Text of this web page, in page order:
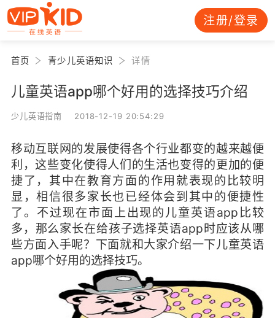
注册/登录
首页 青少儿英语知识 详情
儿童英语app哪个好用的选择技巧介绍
少儿英语指南 2018-12-19 20:54:29
移动互联网的发展使得各个行业都变的越来越便
利，这些变化使得人们的生活也变得的更加的便
捷了，其中在教育方面的作用就表现的比较明
显，相信很多家长也已经体会到其中的便捷性
了。不过现在市面上出现的儿童英语app比较
多，那么家长在给孩子选择英语app时应该从哪
些方面入手呢？下面就和大家介绍一下儿童英语
app哪个好用的选择技巧。